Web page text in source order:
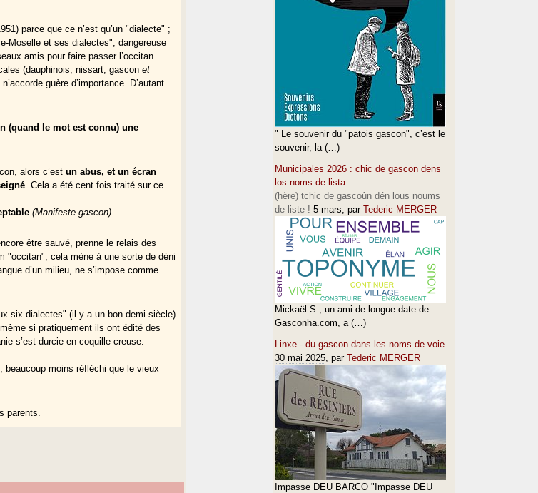
parce que ce n’est qu’un "dialecte" ;
Moselle et ses dialectes", dangereuse
amis pour faire passer l’occitan
(dauphinois, nissart, gasconet
guère d’importance. D’autant
(quand le mot est connu) une
alors c’estun abus, et un écran
. Cela a été cent fois traité sur ce
(Manifeste gascon)
être sauvé, prenne le relais des
"occitan", cela mène à une sorte de déni
d’un milieu, ne s’impose comme
six dialectes" (il y a un bon demi-siècle)
si pratiquement ils ont édité des
s’est durcie en coquille creuse.
moins réfléchi que le vieux
parents.
" Le souvenir du "patois gascon", c’est le
souvenir, la (…)
Municipales 2026 : chic de gascon dens
los noms de lista
(hère) tchic de gascoûn dén lous noums
de liste ! 5 mars, par Tederic MERGER
Mickaël S., un ami de longue date de
Gasconha.com, a (…)
Linxe - du gascon dans les noms de voie
30 mai 2025, par Tederic MERGER
Impasse DEU BARCO "Impasse DEU